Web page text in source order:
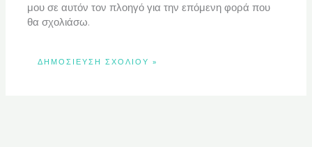
μου σε αυτόν τον πλοηγό για την επόμενη φορά που
θα σχολιάσω.